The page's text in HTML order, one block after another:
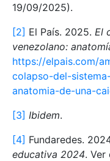
19/09/2025).
[2] El País. 2025. El
venezolano:
https://elpais.com/
colapso-del-
anatomia-de-una-
[3] Ibidem.
[4] Fundaredes.
educativa 2024. Ver